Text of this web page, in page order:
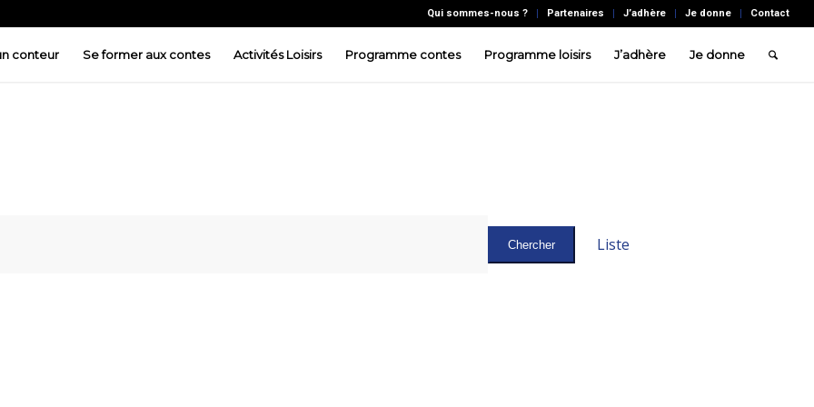
Qui sommes-nous ? Partenaires J’adhère Je donne Contact
conteur Se former aux contes Activités Loisirs Programme contes Programme loisirs J’adhère Je donne
Chercher
de
Liste